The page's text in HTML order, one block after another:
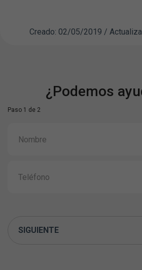
Creado: 02/05/2019 /
¿Podemos
Paso 1 de 2
SIGUIENTE